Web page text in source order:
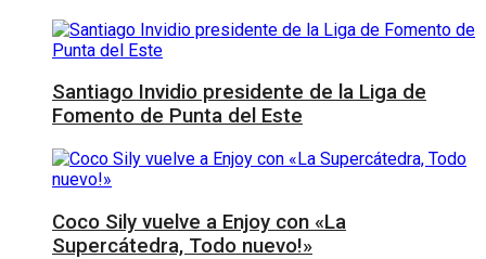
Santiago Invidio presidente de la Liga de
Fomento de Punta del Este
Coco Sily vuelve a Enjoy con «La
Supercátedra, Todo nuevo!»